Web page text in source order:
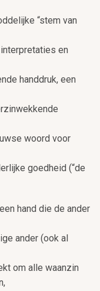
“stem van
en
handdruk, een
woord voor
goedheid (“de
hand die de ander
ander (ook al
om alle waanzin